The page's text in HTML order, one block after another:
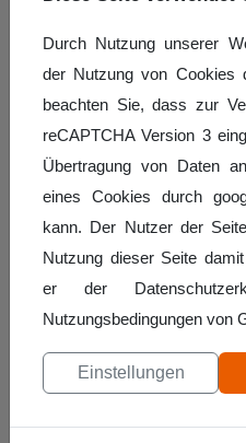
und "Sportarena am
DetailsGeschrieben von: Hans-
Veröffentlicht: 14. Januar
Weiterlesen:
Sportwart-Info:
Meldetermin und
Meldeschluss
2018
Durch Nutzung unserer
der Nutzung von Cookies
beachten Sie, dass zur
reCAPTCHA Version 3
Übertragung von Daten
eines Cookies durch
kann. Der Nutzer der
Nutzung dieser Seite
er der
Nutzungsbedingungen von
Einstellungen